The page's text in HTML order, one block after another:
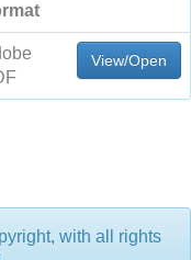
View/Open
with all rights